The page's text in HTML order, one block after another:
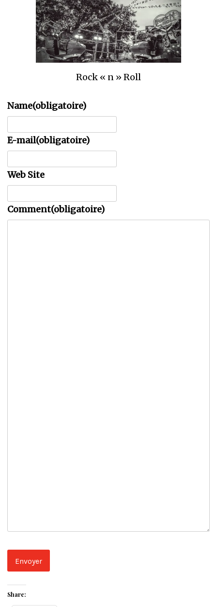
Rock « n » Roll
Name(obligatoire)
E-mail(obligatoire)
Web Site
Comment(obligatoire)
Envoyer
Share: